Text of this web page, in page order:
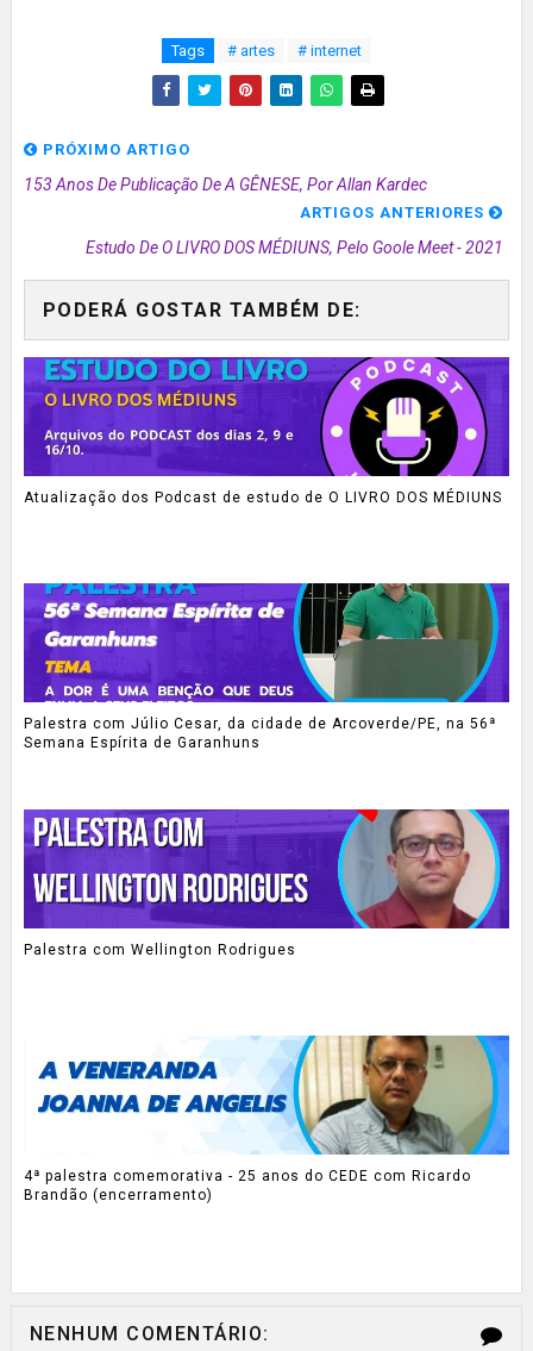
Tags # artes # internet
PRÓXIMO ARTIGO
153 Anos De Publicação De A GÊNESE, Por Allan Kardec
ARTIGOS ANTERIORES
Estudo De O LIVRO DOS MÉDIUNS, Pelo Goole Meet - 2021
PODERÁ GOSTAR TAMBÉM DE:
Atualização dos Podcast de estudo de O LIVRO DOS MÉDIUNS
Palestra com Júlio Cesar, da cidade de Arcoverde/PE, na 56ª
Semana Espírita de Garanhuns
Palestra com Wellington Rodrigues
4ª palestra comemorativa - 25 anos do CEDE com Ricardo
Brandão (encerramento)
NENHUM COMENTÁRIO: